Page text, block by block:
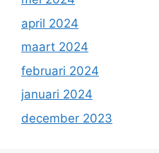
april 2024
maart 2024
februari 2024
januari 2024
december 2023